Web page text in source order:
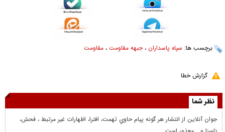
برچسب ها: سپاه پاسداران ،جبهه مقاومت ، مقاومت
گزارش خطا
نظر شما
جوان آنلاين از انتشار هر گونه پيام حاوي تهمت، افترا، اظهارات غير مرتبط ، فحش،